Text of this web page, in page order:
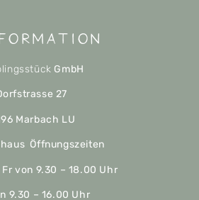
GmbH
27
Marbach LU
Öffnungszeiten
von 9.30 – 18.00 Uhr
9.30 – 16.00 Uhr